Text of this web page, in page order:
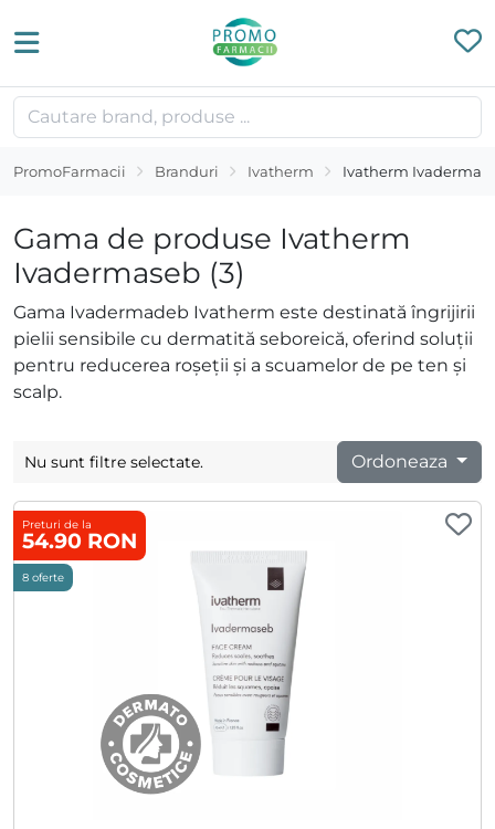
PromoFarmacii Branduri Ivatherm Ivatherm
Gama de produse Ivatherm
Ivadermaseb (3)
Gama Ivadermadeb Ivatherm este destinată îngrijirii
pielii sensibile cu dermatită seboreică, oferind soluții
pentru reducerea roșeții și a scuamelor de pe ten și
scalp.
Nu sunt filtre selectate. Ordoneaza
Preturi de la
54.90 RON
8 oferte